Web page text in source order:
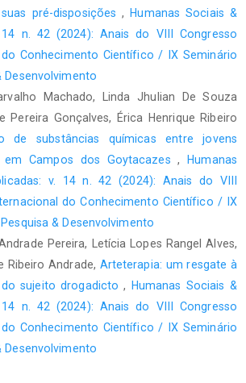
pré-disposições,
Humanas Sociais &
14 n. 42 (2024): Anais do VIII Congresso
do Conhecimento Científico / IX Seminário
Desenvolvimento
Machado, Linda Jhulian De Souza
Pereira Gonçalves, Érica Henrique Ribeiro
de substâncias químicas entre jovens
em Campos dos Goytacazes,
Humanas
v. 14 n. 42 (2024): Anais do VIII
do Conhecimento Científico / IX
& Desenvolvimento
Pereira, Letícia Lopes Rangel Alves,
Ribeiro Andrade, Arteterapia: um resgate à
do sujeito drogadicto,
Humanas Sociais &
14 n. 42 (2024): Anais do VIII Congresso
do Conhecimento Científico / IX Seminário
Desenvolvimento